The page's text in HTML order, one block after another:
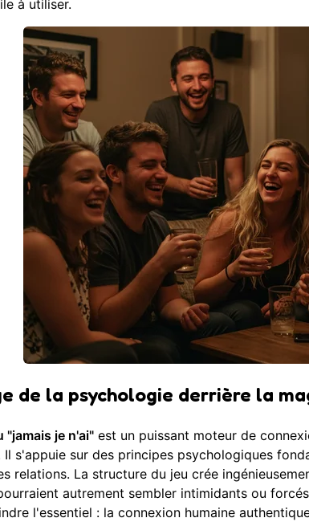
à utiliser.
de la psychologie derrière la
"jamais je n'ai" est un puissant moteur de
s'appuie sur des principes psychologiques
relations. La structure du jeu crée
autrement sembler intimidants ou
l'essentiel : la connexion humaine